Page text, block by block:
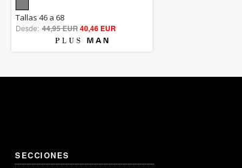
5.00
out of 5
Tallas 46 a 68
Desde: 44,95 EUR40,46 EUR
SECCIONES